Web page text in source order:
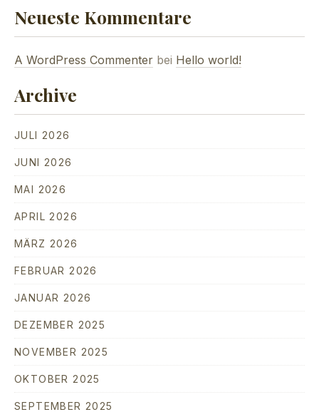
Neueste Kommentare
A WordPress Commenter bei Hello world!
Archive
JULI 2026
JUNI 2026
MAI 2026
APRIL 2026
MÄRZ 2026
FEBRUAR 2026
JANUAR 2026
DEZEMBER 2025
NOVEMBER 2025
OKTOBER 2025
SEPTEMBER 2025